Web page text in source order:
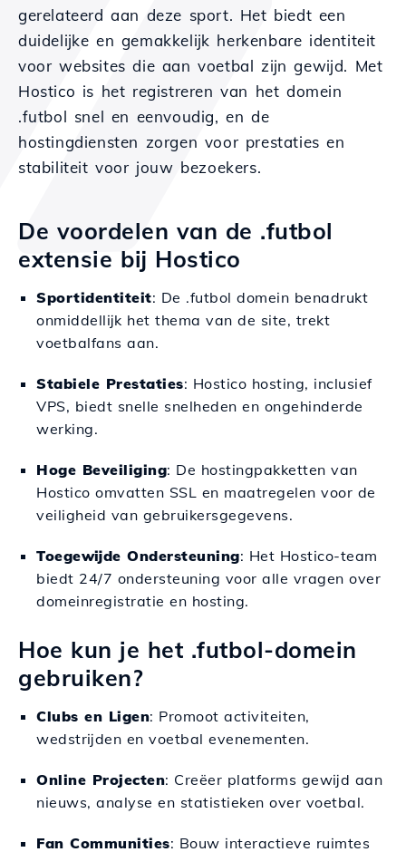
gerelateerd aan deze sport. Het biedt een
duidelijke en gemakkelijk herkenbare identiteit
voor websites die aan voetbal zijn gewijd. Met
Hostico is het registreren van het domein
.futbol snel en eenvoudig, en de
hostingdiensten zorgen voor prestaties en
stabiliteit voor jouw bezoekers.
De voordelen van de .futbol
extensie bij Hostico
Sportidentiteit: De .futbol domein benadrukt
onmiddellijk het thema van de site, trekt
voetbalfans aan.
Stabiele Prestaties: Hostico hosting, inclusief
VPS, biedt snelle snelheden en ongehinderde
werking.
Hoge Beveiliging: De hostingpakketten van
Hostico omvatten SSL en maatregelen voor de
veiligheid van gebruikersgegevens.
Toegewijde Ondersteuning: Het Hostico-team
biedt 24/7 ondersteuning voor alle vragen over
domeinregistratie en hosting.
Hoe kun je het .futbol-domein
gebruiken?
Clubs en Ligen: Promoot activiteiten,
wedstrijden en voetbal evenementen.
Online Projecten: Creëer platforms gewijd aan
nieuws, analyse en statistieken over voetbal.
Fan Communities: Bouw interactieve ruimtes